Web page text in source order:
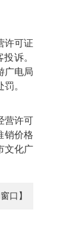
许可证
诉。
广电局
。
营许可
销价格
文化广
口】